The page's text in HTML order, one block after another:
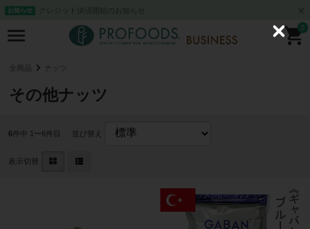
お知らせ クレジット決済開始のお知らせ
0
全商品 ナッツ
その他ナッツ
6件中 1〜6件目 並び替え
表示切替
C